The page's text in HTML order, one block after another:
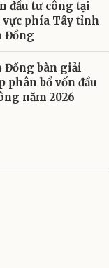
đầu tư công tại
phía Tây tỉnh
Đồng
Đồng bàn giải
phân bổ vốn đầu
năm 2026